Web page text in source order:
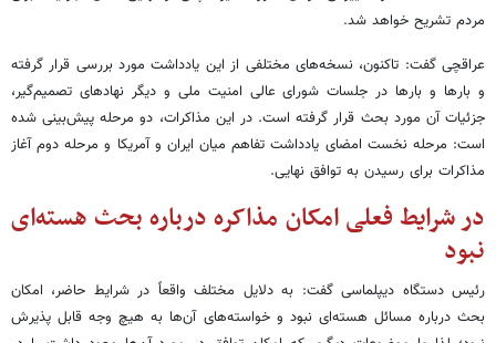
مردم تشریح خواهد شد.
عراقچی گفت: تاکنون، نسخه‌های مختلفی از این یادداشت مورد بررسی قرار گرفته
و بارها و بارها در جلسات شورای عالی امنیت ملی و دیگر نهادهای تصمیم‌گیر،
جزئیات آن مورد بحث قرار گرفته است. در این مذاکرات، دو مرحله پیش‌بینی شده
است: مرحله نخست امضای یادداشت تفاهم میان ایران و آمریکا و مرحله دوم آغاز
مذاکرات برای رسیدن به توافق نهایی.
در شرایط فعلی امکان مذاکره درباره بحث هسته‌ای
نبود
رئیس دستگاه دیپلماسی گفت: به دلایل مختلف واقعاً در شرایط حاضر، امکان
بحث درباره مسائل هسته‌ای نبود و خواسته‌های آن‌ها به هیچ وجه قابل پذیرش